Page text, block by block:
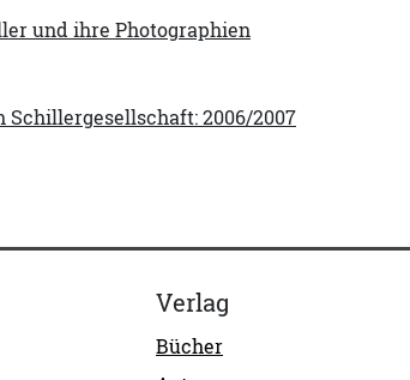
und ihre Photographien
2006/2007
Verlag
Bücher